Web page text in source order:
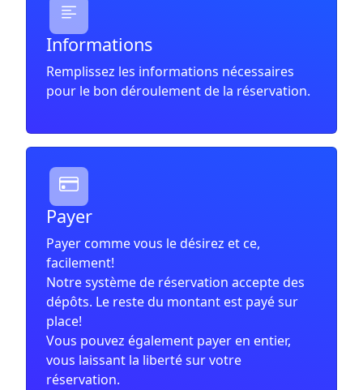
Informations
Remplissez les informations nécessaires
pour le bon déroulement de la réservation.
Payer
Payer comme vous le désirez et ce,
facilement!
Notre système de réservation accepte des
dépôts. Le reste du montant est payé sur
place!
Vous pouvez également payer en entier,
vous laissant la liberté sur votre
réservation.